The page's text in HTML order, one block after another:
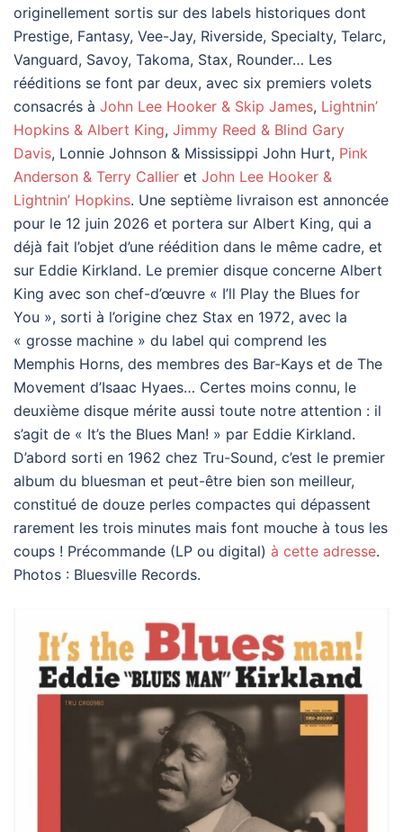
originellement sortis sur des labels historiques dont
Prestige, Fantasy, Vee-Jay, Riverside, Specialty, Telarc,
Vanguard, Savoy, Takoma, Stax, Rounder… Les
rééditions se font par deux, avec six premiers volets
consacrés à John Lee Hooker & Skip James, Lightnin’
Hopkins & Albert King, Jimmy Reed & Blind Gary
Davis, Lonnie Johnson & Mississippi John Hurt, Pink
Anderson & Terry Callier et John Lee Hooker &
Lightnin’ Hopkins. Une septième livraison est annoncée
pour le 12 juin 2026 et portera sur Albert King, qui a
déjà fait l’objet d’une réédition dans le même cadre, et
sur Eddie Kirkland. Le premier disque concerne Albert
King avec son chef-d’œuvre « I’ll Play the Blues for
You », sorti à l’origine chez Stax en 1972, avec la
« grosse machine » du label qui comprend les
Memphis Horns, des membres des Bar-Kays et de The
Movement d’Isaac Hyaes… Certes moins connu, le
deuxième disque mérite aussi toute notre attention : il
s’agit de « It’s the Blues Man! » par Eddie Kirkland.
D’abord sorti en 1962 chez Tru-Sound, c’est le premier
album du bluesman et peut-être bien son meilleur,
constitué de douze perles compactes qui dépassent
rarement les trois minutes mais font mouche à tous les
coups ! Précommande (LP ou digital) à cette adresse.
Photos : Bluesville Records.